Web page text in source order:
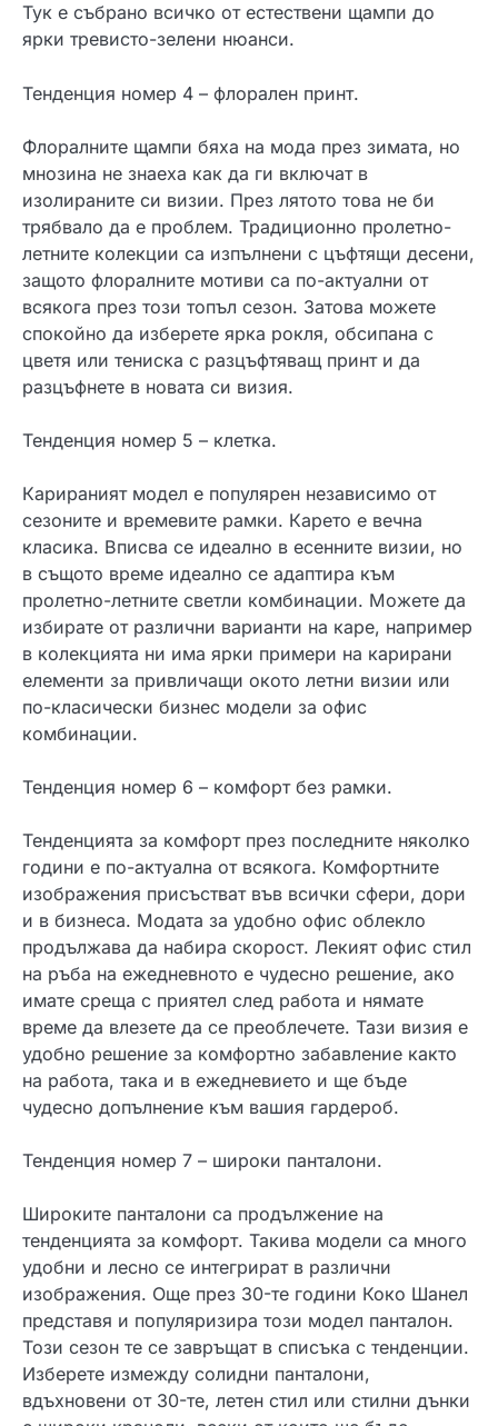
Тук е събрано всичко от естествени щампи до
ярки тревисто-зелени нюанси.
Тенденция номер 4 – флорален принт.
Флоралните щампи бяха на мода през зимата, но
мнозина не знаеха как да ги включат в
изолираните си визии. През лятото това не би
трябвало да е проблем. Традиционно пролетно-
летните колекции са изпълнени с цъфтящи десени,
защото флоралните мотиви са по-актуални от
всякога през този топъл сезон. Затова можете
спокойно да изберете ярка рокля, обсипана с
цветя или тениска с разцъфтяващ принт и да
разцъфнете в новата си визия.
Тенденция номер 5 – клетка.
Карираният модел е популярен независимо от
сезоните и времевите рамки. Карето е вечна
класика. Вписва се идеално в есенните визии, но
в същото време идеално се адаптира към
пролетно-летните светли комбинации. Можете да
избирате от различни варианти на каре, например
в колекцията ни има ярки примери на карирани
елементи за привличащи окото летни визии или
по-класически бизнес модели за офис
комбинации.
Тенденция номер 6 – комфорт без рамки.
Тенденцията за комфорт през последните няколко
години е по-актуална от всякога. Комфортните
изображения присъстват във всички сфери, дори
и в бизнеса. Модата за удобно офис облекло
продължава да набира скорост. Лекият офис стил
на ръба на ежедневното е чудесно решение, ако
имате среща с приятел след работа и нямате
време да влезете да се преоблечете. Тази визия е
удобно решение за комфортно забавление както
на работа, така и в ежедневието и ще бъде
чудесно допълнение към вашия гардероб.
Тенденция номер 7 – широки панталони.
Широките панталони са продължение на
тенденцията за комфорт. Такива модели са много
удобни и лесно се интегрират в различни
изображения. Още през 30-те години Коко Шанел
представя и популяризира този модел панталон.
Този сезон те се завръщат в списъка с тенденции.
Изберете измежду солидни панталони,
вдъхновени от 30-те, летен стил или стилни дънки